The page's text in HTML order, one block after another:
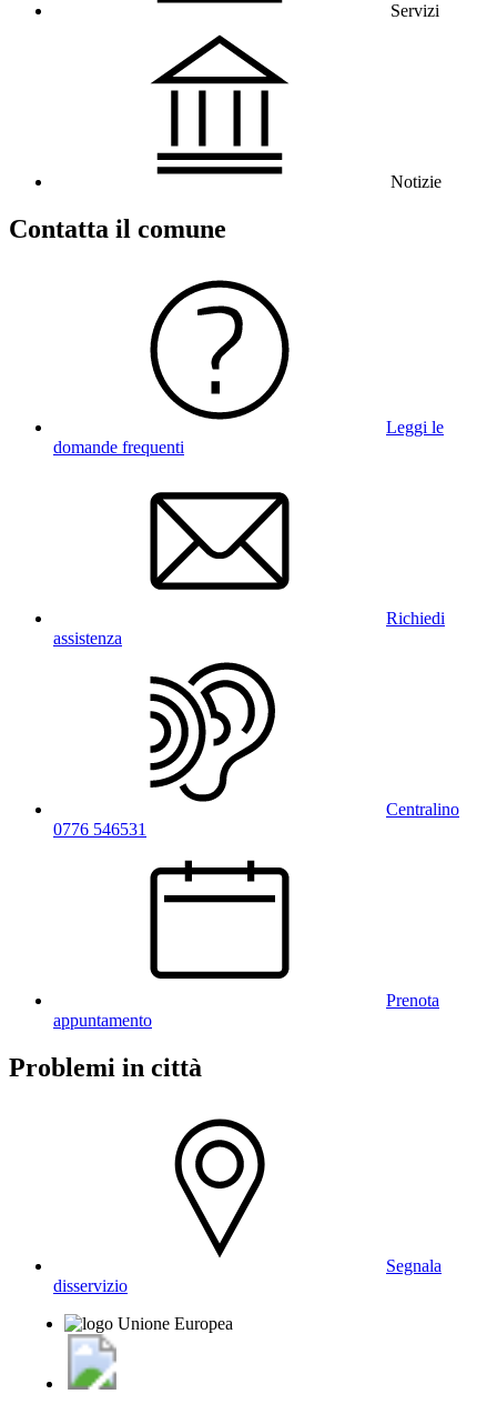
Servizi
Notizie
Contatta il comune
Leggi le
domande frequenti
Richiedi
assistenza
Centralino
0776 546531
Prenota
appuntamento
Problemi in città
Segnala
disservizio